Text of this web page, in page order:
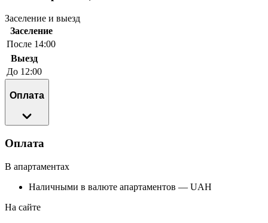
Заселение и выезд
Заселение
После 14:00
Выезд
До 12:00
Оплата
Оплата
В апартаментах
Наличными в валюте апартаментов — UAH
На сайте